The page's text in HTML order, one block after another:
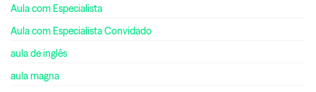
Aula com Especialista
Aula com Especialista Convidado
aula de inglês
aula magna